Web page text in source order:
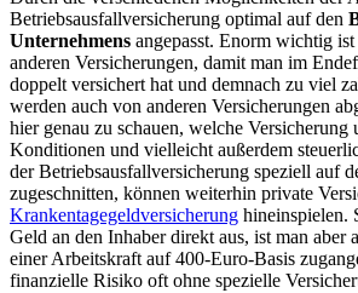
Betriebsausfallversicherung optimal auf den
Unternehmens angepasst. Enorm wichtig
anderen Versicherungen, damit man im
doppelt versichert hat und demnach zu viel
werden auch von anderen Versicherungen
hier genau zu schauen, welche Versicherung
Konditionen und vielleicht außerdem
der Betriebsausfallversicherung speziell auf
zugeschnitten, können weiterhin private
Krankentagegeldversicherung hineinspielen.
Geld an den Inhaber direkt aus, ist man
einer Arbeitskraft auf 400-Euro-Basis
finanzielle Risiko oft ohne spezielle